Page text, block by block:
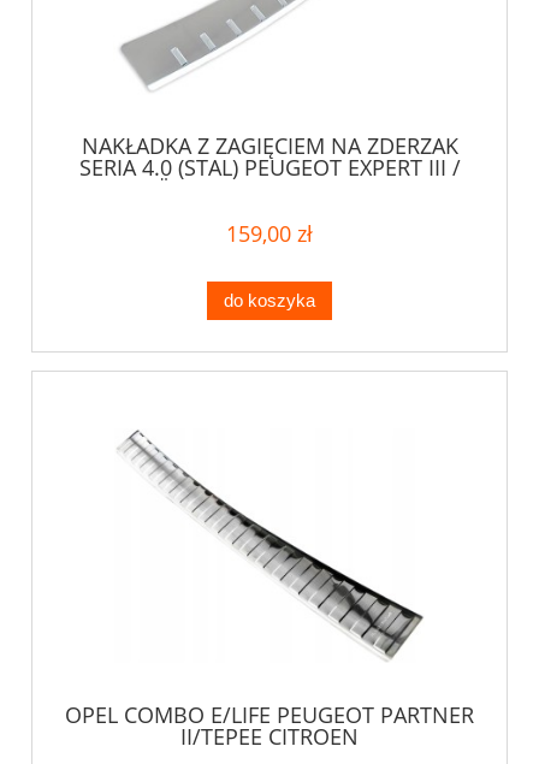
NAKŁADKA Z ZAGIĘCIEM NA ZDERZAK
SERIA 4.0 (STAL) PEUGEOT EXPERT III /
CITROËN SPACETOURER / TOYOTA
159,00 zł
do koszyka
OPEL COMBO E/LIFE PEUGEOT PARTNER
II/TEPEE CITROEN